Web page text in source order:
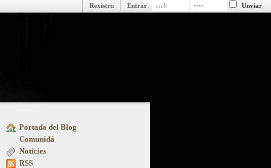
Entrar
Rexistru
pasa detrás y delantre la pantalla
Portada del Blog
Comunidá
Noticies
RSS